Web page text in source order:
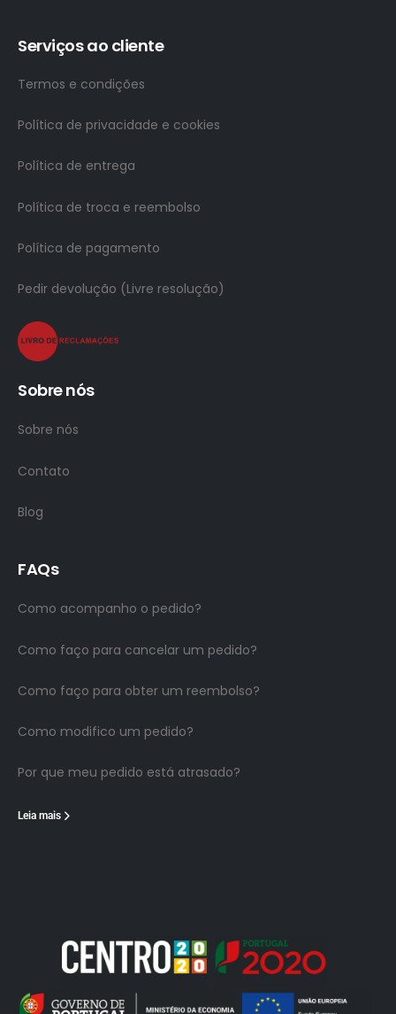
Serviços ao cliente
Termos e condições
Política de privacidade e cookies
Política de entrega
Política de troca e reembolso
Política de pagamento
Pedir devolução (Livre resolução)
Sobre nós
Sobre nós
Contato
Blog
FAQs
Como acompanho o pedido?
Como faço para cancelar um pedido?
Como faço para obter um reembolso?
Como modifico um pedido?
Por que meu pedido está atrasado?
Leia mais